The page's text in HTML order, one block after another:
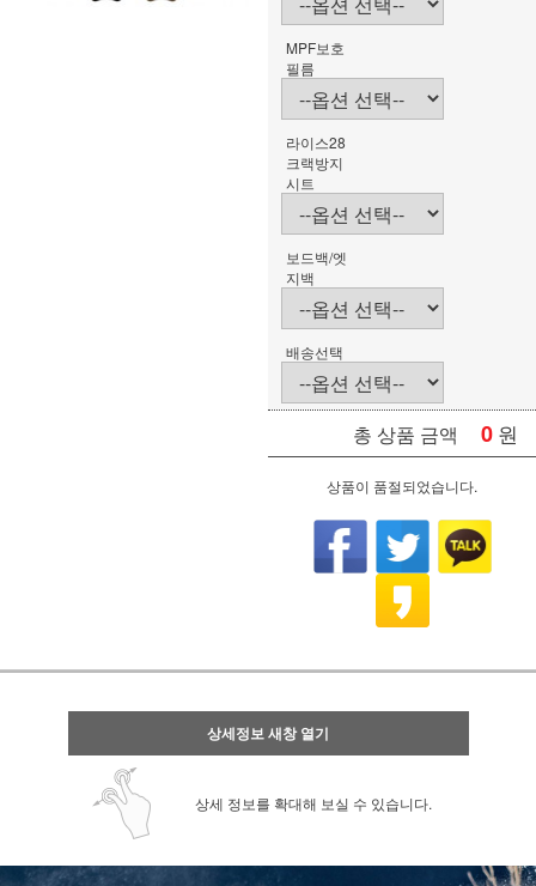
MPF보호
필름
라이스28
크랙방지
시트
보드백/엣
지백
배송선택
총 상품 금액 0 원
상품이 품절되었습니다.
상세정보 새창 열기
상세 정보를 확대해 보실 수 있습니다.